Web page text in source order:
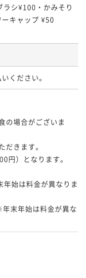
シ¥100・かみそり
キャップ ¥50
の場合がございま
きます。
）となります。
始は料金が異なりま
末年始は料金が異な